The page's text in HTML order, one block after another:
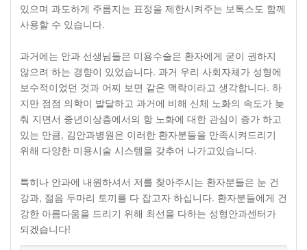
있으며 과도하게 주름지는 표정을 제한시켜주는 보톡스도 함께
사용할 수 있습니다.
과거에는 안과 선생님들은 미용수술은 환자에게 굳이 권하지
않으려 하는 경향이 있었습니다. 과거 우리 사회자체가 성형에
보수적이었던 것과 어찌 보면 같은 맥락이라고 생각합니다. 하
지만 점점 의학이 발달하고 과거에 비해 신체 노화의 속도가 늦
춰 지면서 중년이상층에서의 항 노화에 대한 관심이 증가 하고
있는 만큼, 김안과병원은 이러한 환자분들을 만족시켜드리기
위해 다양한 미용시술 시스템을 갖추어 나가고있습니다.
특히나 안과에 내원하셔서 저를 찾아주시는 환자분들은 눈 건
강과, 젊음 두마리 토끼를 다 잡고자 하십니다. 환자분들에게 건
강한 아름다움을 드리기 위해 최선을 다하는 성형안과센터가
되겠습니다!